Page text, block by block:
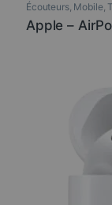
Écouteurs, Mobile,
Apple –